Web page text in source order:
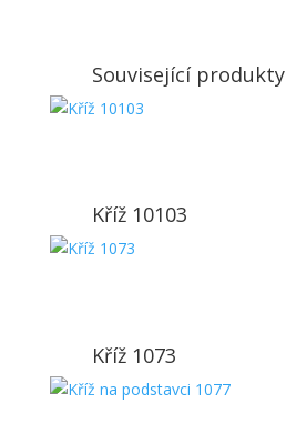
Související produkty
Kříž 10103
Kříž 1073